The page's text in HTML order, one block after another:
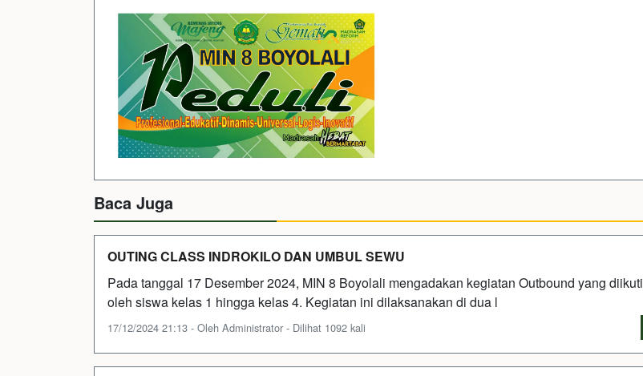
Baca Juga
OUTING CLASS INDROKILO DAN UMBUL SEWU
Pada tanggal 17 Desember 2024, MIN 8 Boyolali mengadakan kegiatan Outbound yang diikuti
oleh siswa kelas 1 hingga kelas 4. Kegiatan ini dilaksanakan di dua l
17/12/2024 21:13 - Oleh Administrator - Dilihat 1092 kali